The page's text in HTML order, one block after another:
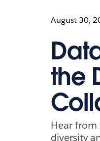
August 30,
the
Hear from
diversity